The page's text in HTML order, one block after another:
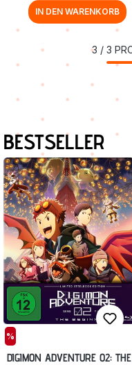
IN DEN WARENKORB
3 / 3
Produktgalerie
BESTSELLER
%
DIGIMON ADVENTURE 02: THE